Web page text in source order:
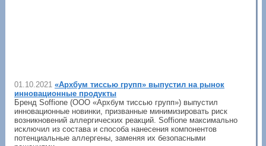
01.10.2021 «Архбум тиссью групп» выпустил на рынок
инновационные продукты
Бренд Soffione (ООО «Архбум тиссью групп») выпустил
инновационные новинки, призванные минимизировать риск
возникновений аллергических реакций. Soffione максимально
исключил из состава и способа нанесения компонентов
потенциальные аллергены, заменяя их безопасными